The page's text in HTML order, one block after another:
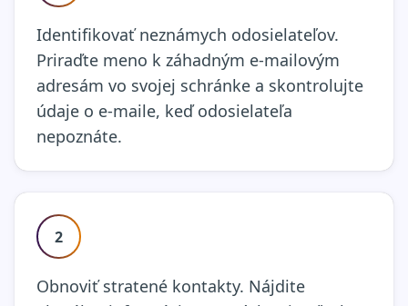
Identifikovať neznámych odosielateľov.
Priraďte meno k záhadným e-mailovým
adresám vo svojej schránke a skontrolujte
údaje o e-maile, keď odosielateľa
nepoznáte.
2
Obnoviť stratené kontakty. Nájdite